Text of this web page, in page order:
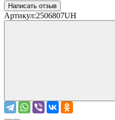
Написать отзыв
Артикул:2506807UH